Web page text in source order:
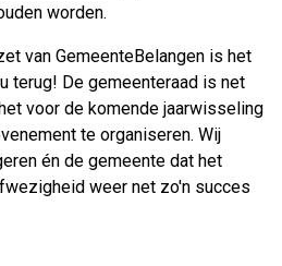
worden.
van GemeenteBelangen is het
terug! De gemeenteraad is net
voor de komende jaarwisseling
te organiseren. Wij
én de gemeente dat het
weer net zo'n succes